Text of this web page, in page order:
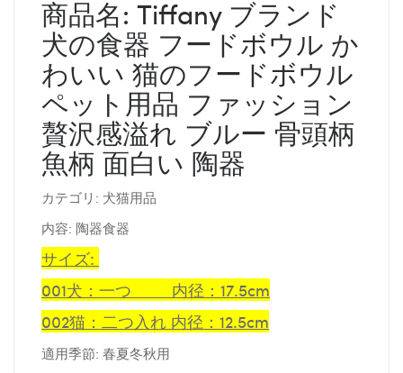
商品名: Tiffany ブランド
犬の食器 フードボウル か
わいい 猫のフードボウル
ペット用品 ファッション
贅沢感溢れ ブルー 骨頭柄
魚柄 面白い 陶器
カテゴリ: 犬猫用品
内容: 陶器食器
サイズ:
001犬：一つ 内径：17.5cm
002猫：二つ入れ 内径：12.5cm
適用季節: 春夏冬秋用